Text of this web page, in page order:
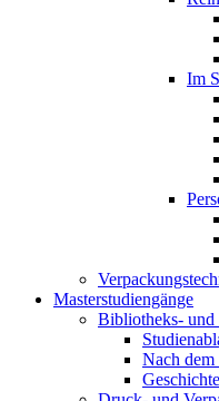
Im
Masterstudiengänge
Bibliotheks- und
Nach
Geschichte